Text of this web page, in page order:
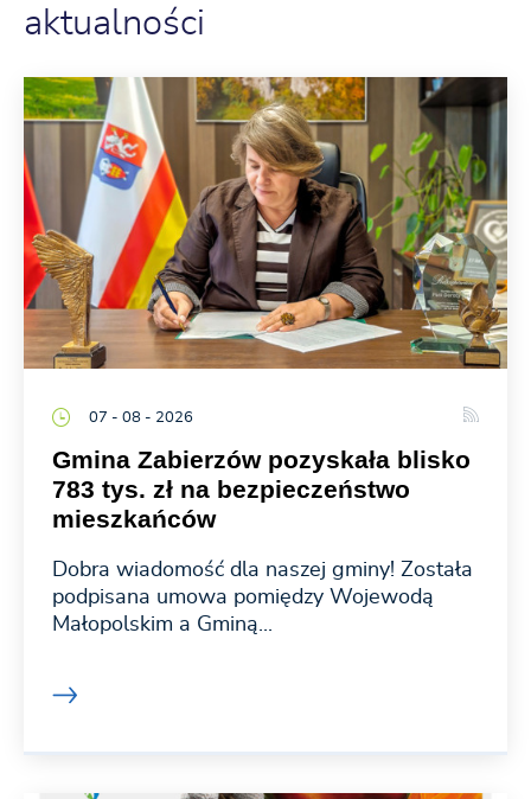
aktualności
07 - 08 - 2026
Gmina Zabierzów pozyskała blisko
783 tys. zł na bezpieczeństwo
mieszkańców
Dobra wiadomość dla naszej gminy! Została
podpisana umowa pomiędzy Wojewodą
Małopolskim a Gminą...